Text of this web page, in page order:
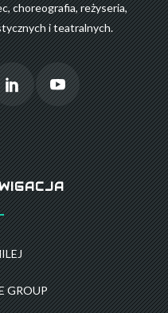
choreografia, reżyseria,
i teatralnych.
GROUP